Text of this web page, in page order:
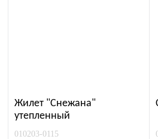
Жилет "Снежана"
утепленный
010203-0115